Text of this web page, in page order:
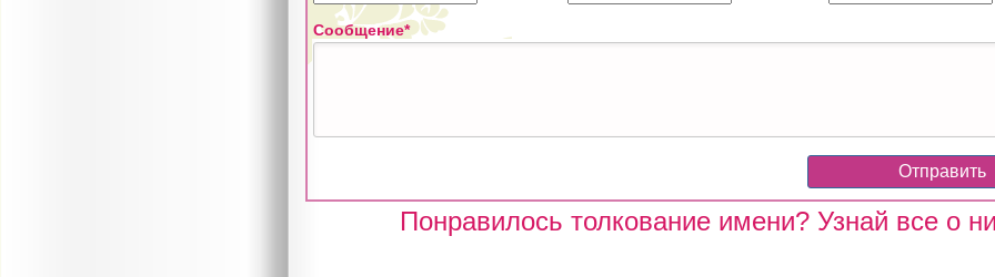
Сообщение*
Понравилось толкование имени? Узнай все о